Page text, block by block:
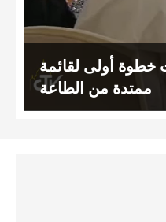
خطوة أولى لقائمة
ممتدة من الطاعة